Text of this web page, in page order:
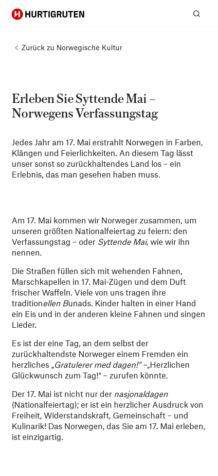
Hurtigruten
Zurück zu Norwegische Kultur
Erleben Sie Syttende Mai –
Norwegens Verfassungstag
Jedes Jahr am 17. Mai erstrahlt Norwegen in Farben,
Klängen und Feierlichkeiten. An diesem Tag lässt
unser sonst so zurückhaltendes Land los – ein
Erlebnis, das man gesehen haben muss.
Am 17. Mai kommen wir Norweger zusammen, um
unseren größten Nationalfeiertag zu feiern: den
Verfassungstag – oder Syttende Mai, wie wir ihn
nennen.
Die Straßen füllen sich mit wehenden Fahnen,
Marschkapellen in 17. Mai-Zügen und dem Duft
frischer Waffeln. Viele von uns tragen ihre
traditionellen Bunads. Kinder halten in einer Hand
ein Eis und in der anderen kleine Fahnen und singen
Lieder.
Es ist der eine Tag, an dem selbst der
zurückhaltendste Norweger einem Fremden ein
herzliches „Gratulerer med dagen!“ –„Herzlichen
Glückwunsch zum Tag!“ – zurufen könnte.
Der 17. Mai ist nicht nur der nasjonaldagen
(Nationalfeiertag); er ist ein herzlicher Ausdruck von
Freiheit, Widerstandskraft, Gemeinschaft – und
Kulinarik! Das Norwegen, das Sie am 17. Mai erleben,
ist einzigartig.